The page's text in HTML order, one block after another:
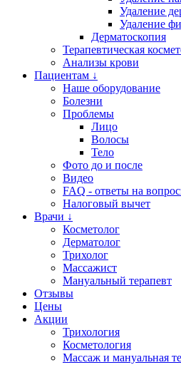
Удаление
Удаление
Дерматоскопия
Терапевтическая
Анализы крови
Пациентам ↓
Наше оборудование
Болезни
Проблемы
Лицо
Волосы
Тело
Фото до и после
Видео
FAQ - ответы на
Налоговый вычет
Врачи ↓
Косметолог
Дерматолог
Трихолог
Массажист
Мануальный терапевт
Отзывы
Цены
Акции
Трихология
Косметология
Массаж и мануальная